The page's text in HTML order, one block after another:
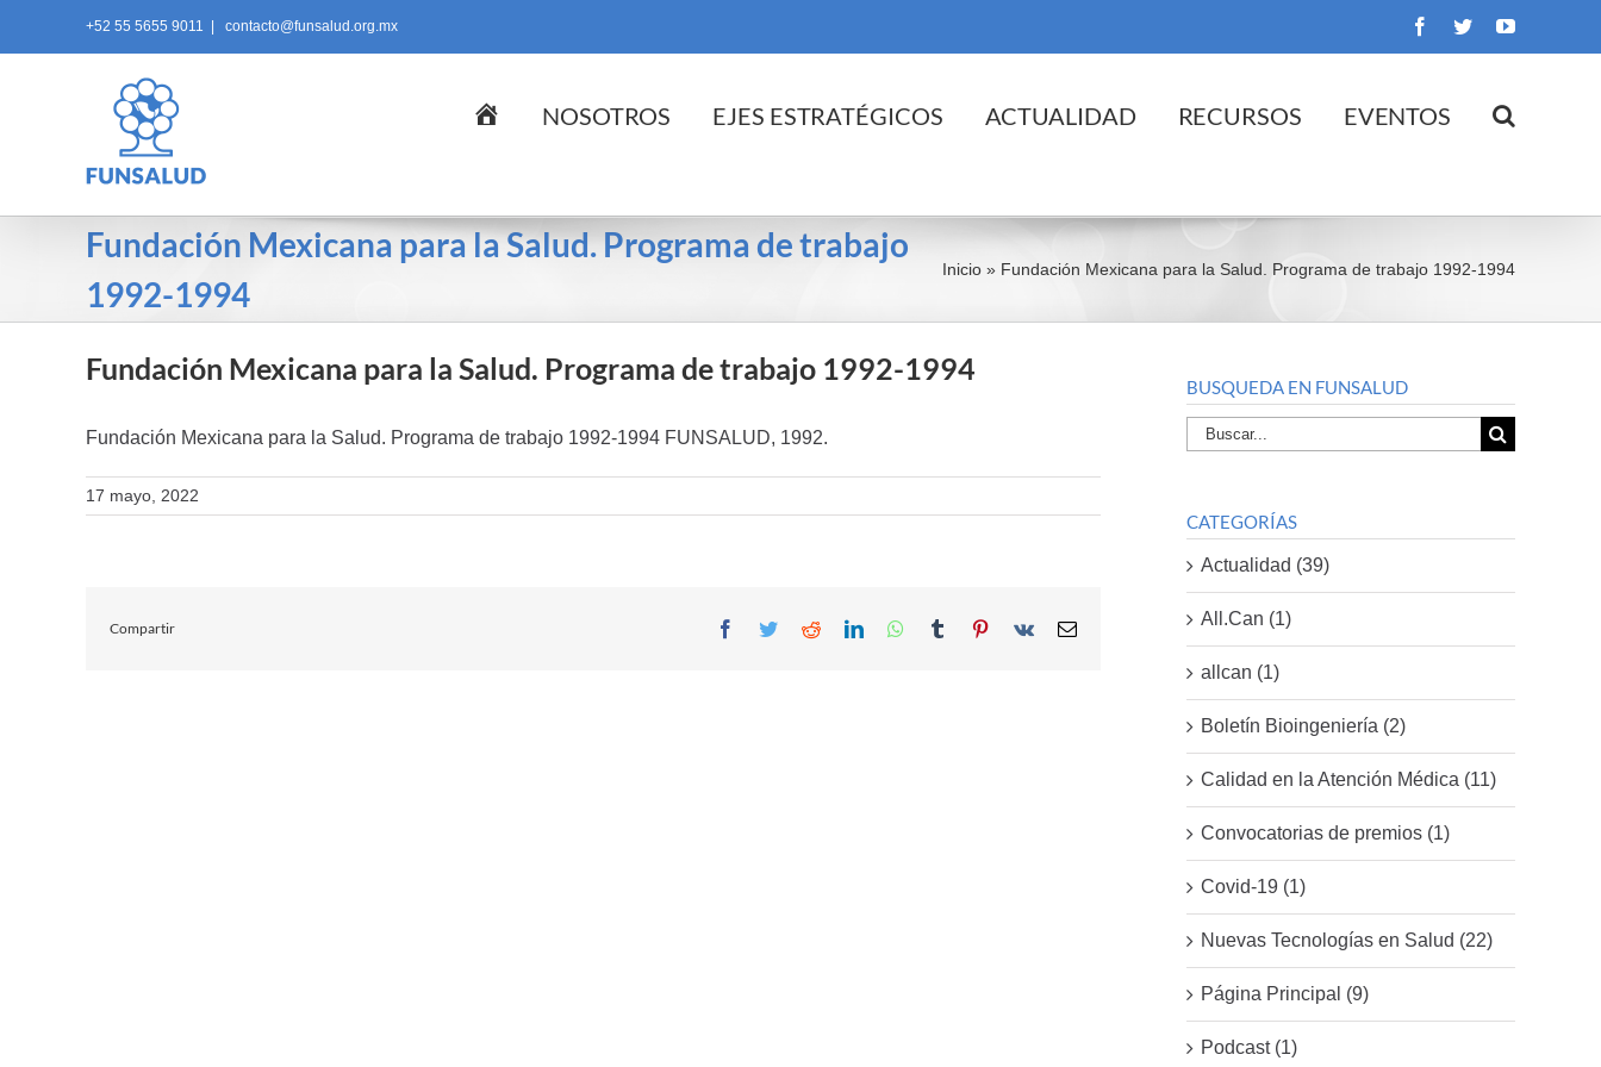
+52 55 5655 9011 contacto@funsalud.org.mx Facebook
TwitterYouTube
InicioNOSOTROS EJES ESTRATÉGICOS ACTUALIDAD RECURSOS EVENTOS
Fundación Mexicana para la Salud. Programa de trabajo
1992-1994
Inicio » Fundación Mexicana para la Salud. Programa de trabajo 1992-1994
Fundación Mexicana para la Salud. Programa de trabajo 1992-1994
Fundación Mexicana para la Salud. Programa de trabajo 1992-1994 FUNSALUD, 1992.
17 mayo, 2022
Compartir Facebook
TwitterRedditLinkedInWhatsApp
Tumblr Pinterest
Vk Email
BUSQUEDA EN FUNSALUD
Buscar
por:
CATEGORÍAS
Actualidad (39)
All.Can (1)
allcan (1)
Boletín Bioingeniería (2)
Calidad en la Atención Médica (11)
Convocatorias de premios (1)
Covid-19 (1)
Nuevas Tecnologías en Salud (22)
Página Principal (9)
Podcast (1)